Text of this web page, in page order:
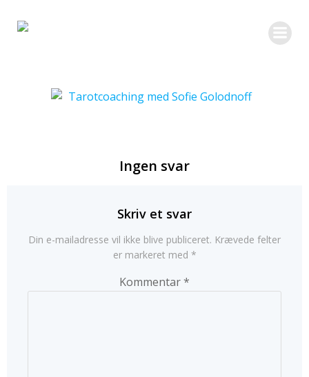
Ingen svar
Skriv et svar
Din e-mailadresse vil ikke blive publiceret. Krævede felter
er markeret med *
Kommentar*